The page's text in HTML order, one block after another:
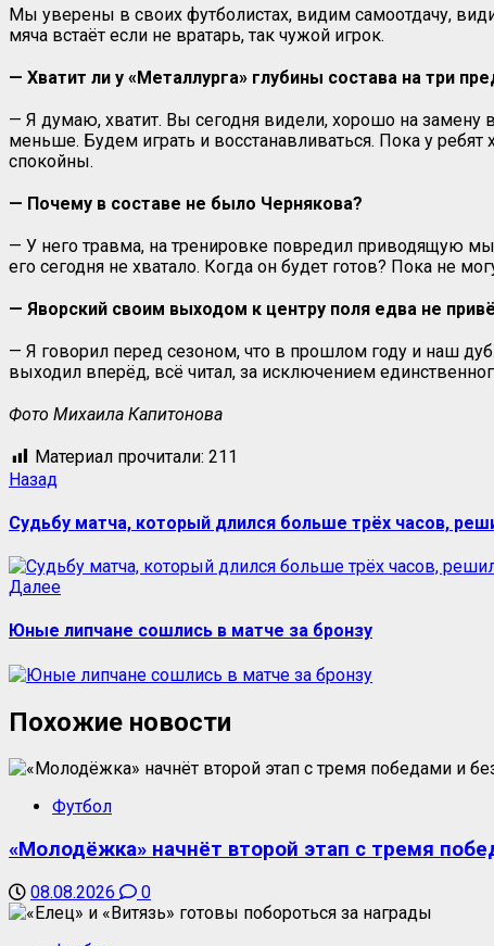
Мы уверены в своих футболистах, видим самоотдачу,
мяча встаёт если не вратарь, так чужой игрок.
— Хватит ли у «Металлурга» глубины состава на три
— Я думаю, хватит. Вы сегодня видели, хорошо на
меньше. Будем играть и восстанавливаться. Пока у ребят
спокойны.
— Почему в составе не было Чернякова?
— У него травма, на тренировке повредил приводящую
его сегодня не хватало. Когда он будет готов? Пока не
— Яворский своим выходом к центру поля едва не
— Я говорил перед сезоном, что в прошлом году и наш
выходил вперёд, всё читал, за исключением
Фото Михаила Капитонова
Материал прочитали: 211
Назад
Судьбу матча, который длился больше трёх часов,
Далее
Юные липчане сошлись в матче за бронзу
Похожие новости
Футбол
«Молодёжка» начнёт второй этап с тремя
08.08.2026 0